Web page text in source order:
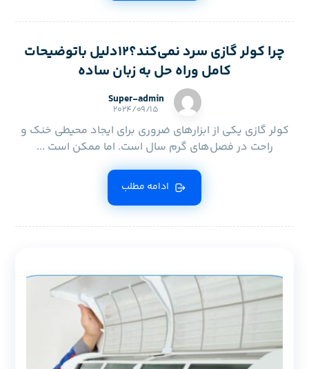
چرا کولر گازی سرد نمی‌کند؟12دلیل باتوضیحات
کامل وراه حل به زبان ساده
Super-admin
۲۰۲۴/۰۹/۱۵
کولر گازی یکی از ابزارهای ضروری برای ایجاد محیطی خنک و
راحت در فصل‌های گرم سال است. اما ممکن است ...
ادامه مطلب